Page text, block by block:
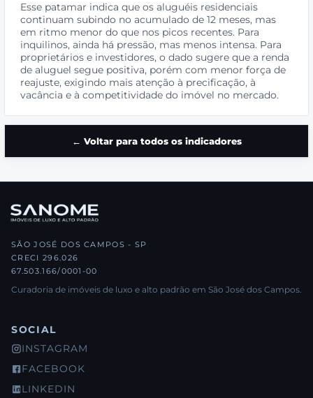
Esse patamar indica que os aluguéis residenciais
continuam subindo no acumulado de 12 meses, mas
em ritmo menor do que nos picos recentes. Para
inquilinos, ainda há pressão, mas menos intensa. Para
proprietários e investidores, o dado sugere que a renda
de aluguel segue positiva, porém com menor força de
reajuste, exigindo mais atenção à precificação, à
vacância e à competitividade do imóvel no mercado.
← Voltar para todos os indicadores
SÃO JOSÉ DOS CAMPOS - SP
CRECI 296.026
67.503.166/0001-00
Curadoria de imóveis de luxo e alto padrão em São José dos Campos.
SOCIAL
INSTAGRAM
FACEBOOK
LINKEDIN